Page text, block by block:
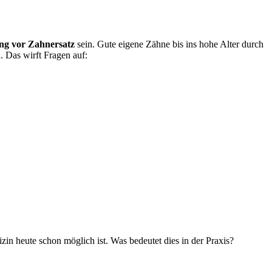
vor Zahnersatz sein. Gute eigene Zähne bis ins hohe Alter durch
Das wirft Fragen auf:
heute schon möglich ist. Was bedeutet dies in der Praxis?